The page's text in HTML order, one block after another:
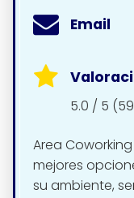
Email
5.0 / 5
Area
mejores
su ambiente,